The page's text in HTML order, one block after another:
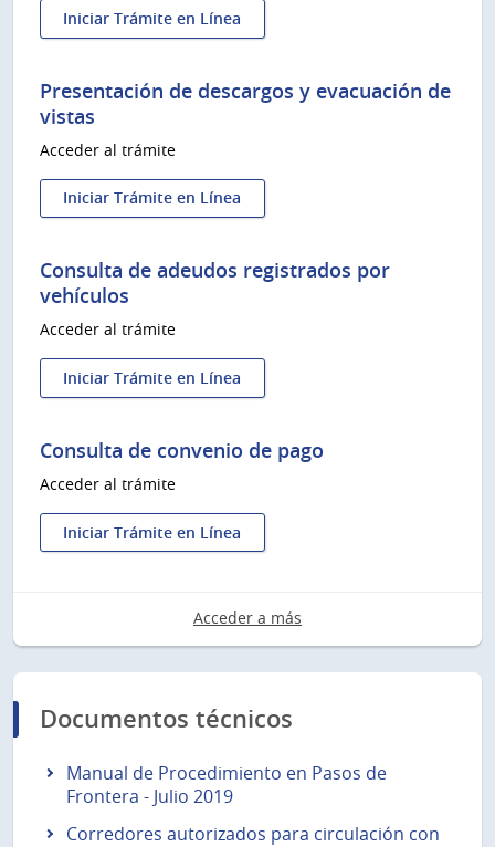
Iniciar Trámite en Línea
:
de
cuotas
convenios
existentes
Presentación de descargos y evacuación de
vistas
Acceder al trámite
Iniciar Trámite en Línea
:
de
evacuación
vistas
Consulta de adeudos registrados por
vehículos
Acceder al trámite
Iniciar Trámite en Línea
:
de
registrados
por
vehículos
Consulta de convenio de pago
Acceder al trámite
Iniciar Trámite en Línea
:
convenio
de
Acceder a más
Documentos técnicos
Manual de Procedimiento en Pasos de
Frontera - Julio 2019
Corredores autorizados para circulación con